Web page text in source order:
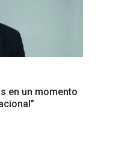
en un momento